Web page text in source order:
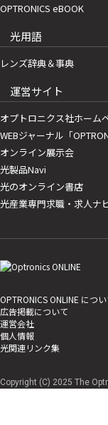
OPTRONICS eBOOK
光用語
レンズ辞典＆事典
運営サイト
オプトロニクス社ホーム
WEBジャーナル「
オンライン展示会
光製品Navi
光のオンライン書店
光産業専門求職・求人ナ
OPTRONICS ONLINE につ
広告掲載について
運営会社
個人情報
光関連リンク集
Copyright (C) 2025 The